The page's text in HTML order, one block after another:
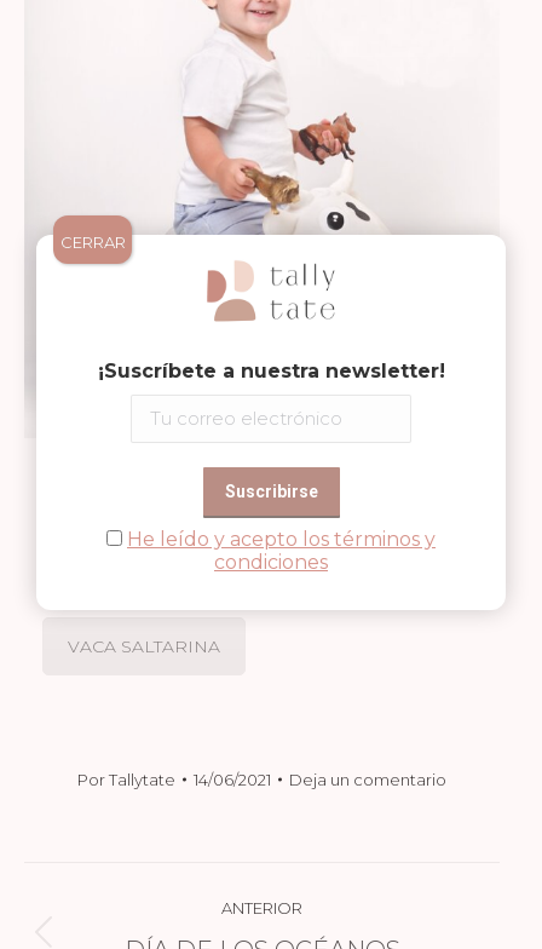
Medidas: 46 x 32,5 cm
VACA SALTARINA
PorTallytate 14/06/2021 Deja un comentario
ANTERIOR
¡Suscríbete a nuestra newsletter!
He leído y acepto los términos y
condiciones
CERRAR